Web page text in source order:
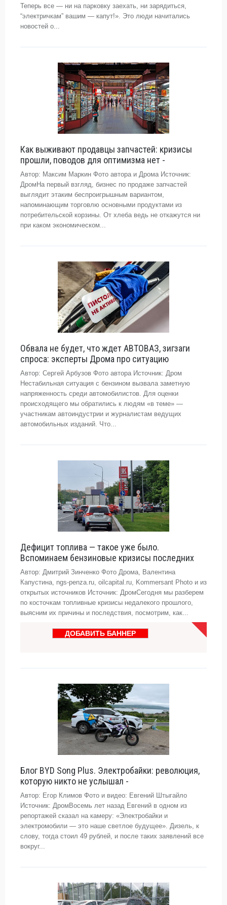
Теперь все — ни на парковку заехать, ни зарядиться,
“электричкам” вашим — капут!». Это люди начитались
новостей о...
Как выживают продавцы запчастей: кризисы
прошли, поводов для оптимизма нет -
Автор: Максим Маркин Фото автора и Дрома Источник:
ДромНа первый взгляд, бизнес по продаже запчастей
выглядит этаким беспроигрышным вариантом,
напоминающим торговлю основными продуктами из
потребительской корзины. От хлеба ведь не откажутся ни
при каком экономическом...
Обвала не будет, что ждет АВТОВАЗ, зигзаги
спроса: эксперты Дрома про ситуацию
Автор: Сергей Арбузов Фото автора Источник: Дром
Нестабильная ситуация с бензином вызвала заметную
напряженность среди автомобилистов. Для оценки
происходящего мы обратились к людям «в теме» —
участникам автоиндустрии и журналистам ведущих
автомобильных изданий. Что...
Дефицит топлива — такое уже было.
Вспоминаем бензиновые кризисы последних
Автор: Дмитрий Зинченко Фото Дрома, Валентина
Капустина, ngs-penza.ru, oilcapital.ru, Kommersant Photo и из
открытых источников Источник: ДромСегодня мы разберем
по косточкам топливные кризисы недалекого прошлого,
выясним их причины и последствия, посмотрим, как...
ДОБАВИТЬ БАННЕР
Блог BYD Song Plus. Электробайки: революция,
которую никто не услышал -
Автор: Егор Климов Фото и видео: Евгений Штыгайло
Источник: ДромВосемь лет назад Евгений в одном из
репортажей сказал на камеру: «Электробайки и
электромобили — это наше светлое будущее». Дизель, к
слову, тогда стоил 49 рублей, и после таких заявлений все
вокруг...